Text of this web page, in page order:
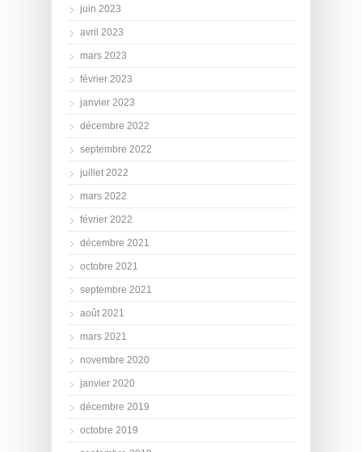
juin 2023
avril 2023
mars 2023
février 2023
janvier 2023
décembre 2022
septembre 2022
juillet 2022
mars 2022
février 2022
décembre 2021
octobre 2021
septembre 2021
août 2021
mars 2021
novembre 2020
janvier 2020
décembre 2019
octobre 2019